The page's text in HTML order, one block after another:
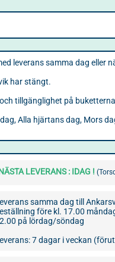
leverans samma dag eller
har stängt.
tillgänglighet på
Alla hjärtans dag, Mors
LEVERANS : IDAG !
samma dag till
före kl. 17.00
på lördag/söndag
7 dagar i veckan